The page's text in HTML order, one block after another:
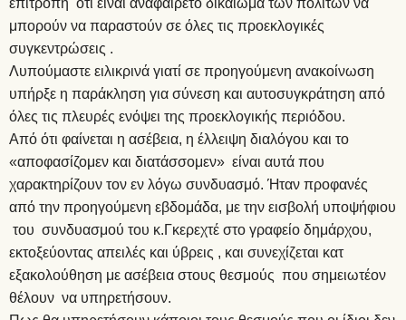
μπορούν να παραστούν σε όλες τις προεκλογικές
συγκεντρώσεις .
Λυπούμαστε ειλικρινά γιατί σε προηγούμενη ανακοίνωση
υπήρξε η παράκληση για σύνεση και αυτοσυγκράτηση από
όλες τις πλευρές ενόψει της προεκλογικής περιόδου.
Από ότι φαίνεται η ασέβεια, η έλλειψη διαλόγου και το
«αποφασίζομεν και διατάσσομεν» είναι αυτά που
χαρακτηρίζουν τον εν λόγω συνδυασμό. Ήταν προφανές
από την προηγούμενη εβδομάδα, με την εισβολή υποψήφιου
του συνδυασμού του κ.Γκερεχτέ στο γραφείο δημάρχου,
εκτοξεύοντας απειλές και ύβρεις , και συνεχίζεται κατ
εξακολούθηση με ασέβεια στους θεσμούς που σημειωτέον
θέλουν να υπηρετήσουν.